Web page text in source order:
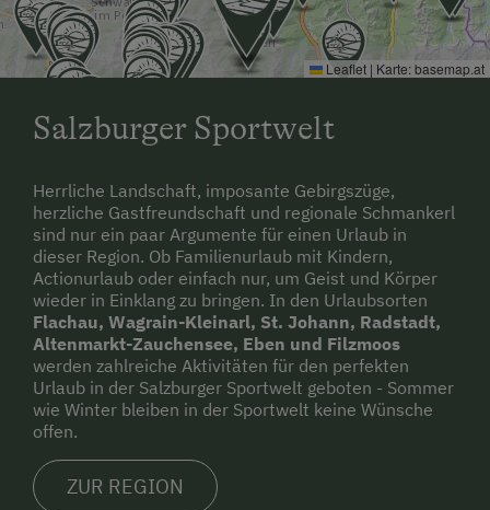
Leaflet | Karte:basemap.at
Salzburger Sportwelt
Herrliche Landschaft, imposante Gebirgszüge,
herzliche Gastfreundschaft und regionale Schmankerl
sind nur ein paar Argumente für einen Urlaub in
dieser Region. Ob Familienurlaub mit Kindern,
Actionurlaub oder einfach nur, um Geist und Körper
wieder in Einklang zu bringen. In den Urlaubsorten
Flachau, Wagrain-Kleinarl, St. Johann, Radstadt,
Altenmarkt-Zauchensee, Eben und Filzmoos
werden zahlreiche Aktivitäten für den perfekten
Urlaub in der Salzburger Sportwelt geboten - Sommer
wie Winter bleiben in der Sportwelt keine Wünsche
offen.
ZUR REGION